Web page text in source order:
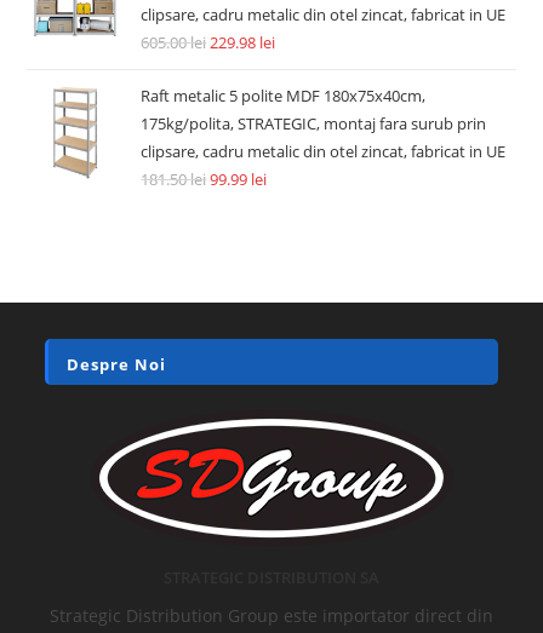
clipsare, cadru metalic din otel zincat, fabricat in UE
605.00lei229.98 lei
Raft metalic 5 polite MDF 180x75x40cm,
175kg/polita, STRATEGIC, montaj fara surub prin
clipsare, cadru metalic din otel zincat, fabricat in UE
181.50lei99.99 lei
Despre Noi
Strategic Distribution Group este importator direct din